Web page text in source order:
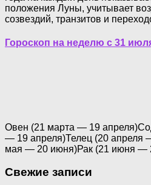
положения Луны, учитывает
созвездий, транзитов и
Гороскоп на неделю с 31
Овен (21 марта — 19
— 19 апреля)Телец (20 апреля
мая — 20 июня)Рак (21 июня —
Свежие записи